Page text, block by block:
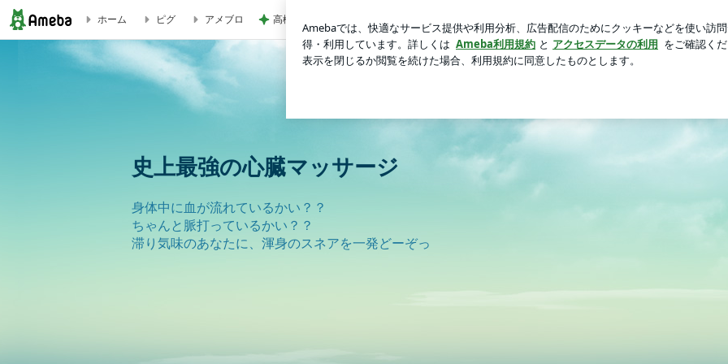
ブログ記事一覧｜史上最強の心臓マッサージ
ホーム ピグ アメブロ 高橋英樹 カメラで人を消した写真 ロ
史上最強の心臓マッサージ
身体中に血が流れているかい？？
ちゃんと脈打っているかい？？
滞り気味のあなたに、渾身のスネアを一発どーぞっ